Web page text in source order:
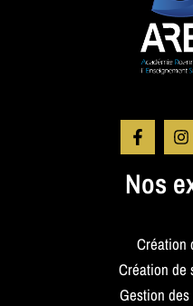
Nos
Création
Création de
Gestion